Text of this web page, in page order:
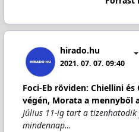
hirado.hu
2021. 07. 07. 09:40
Foci-Eb röviden: Chiellini
végén, Morata a mennyből
Július 11-ig tart a tizenhatodik
mindennap…